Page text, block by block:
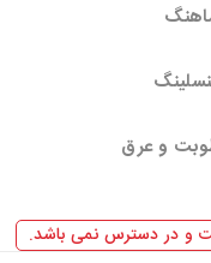
و عرق
و در دسترس نمی باشد.